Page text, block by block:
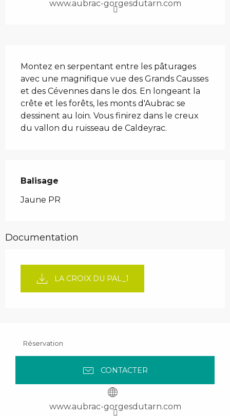
www.aubrac-gorgesdutarn.com
Montez en serpentant entre les pâturages
avec une magnifique vue des Grands Causses
et des Cévennes dans le dos. En longeant la
crête et les forêts, les monts d'Aubrac se
dessinent au loin. Vous finirez dans le creux
du vallon du ruisseau de Caldeyrac.
Balisage
Jaune PR
Documentation
LA CROIX DU PAL_1
Réservation
CONTACTER
www.aubrac-gorgesdutarn.com